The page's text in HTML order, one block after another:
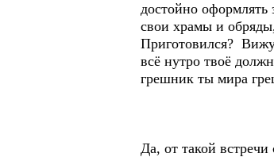
достойно
свои храмы и
Приготовился?
всё нутро твоё
грешник ты мира
Да, от такой